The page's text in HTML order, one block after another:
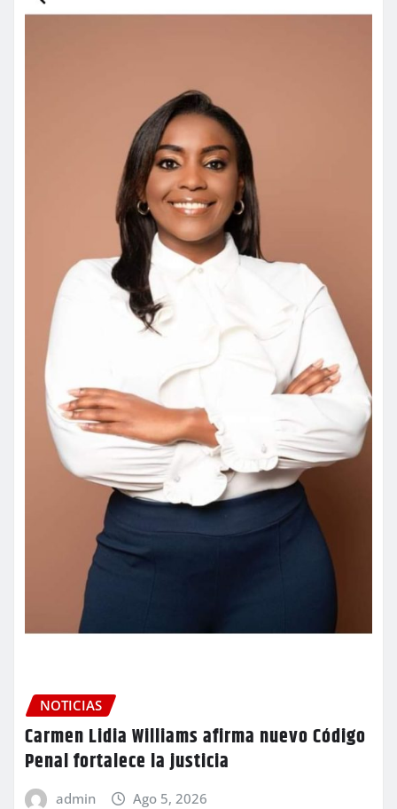
NOTICIAS
Carmen Lidia Williams afirma nuevo Código
Penal fortalece la justicia
admin Ago 5, 2026